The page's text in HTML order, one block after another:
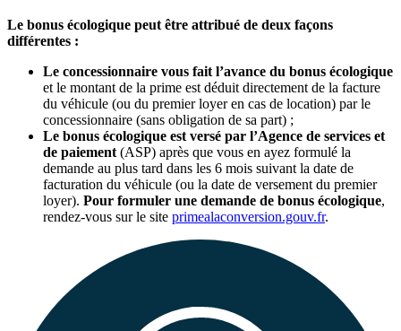
Le bonus écologique peut être attribué de deux façons
différentes :
Le concessionnaire vous fait l’avance du bonus écologique
et le montant de la prime est déduit directement de la facture
du véhicule (ou du premier loyer en cas de location) par le
concessionnaire (sans obligation de sa part) ;
Le bonus écologique est versé par l’Agence de services et
de paiement (ASP) après que vous en ayez formulé la
demande au plus tard dans les 6 mois suivant la date de
facturation du véhicule (ou la date de versement du premier
loyer). Pour formuler une demande de bonus écologique,
rendez-vous sur le site primealaconversion.gouv.fr.